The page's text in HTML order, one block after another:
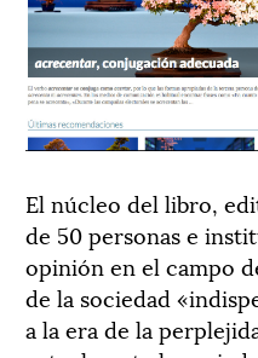
El núcleo del libro,
de 50 personas e
opinión en el campo
de la sociedad
a la era de la